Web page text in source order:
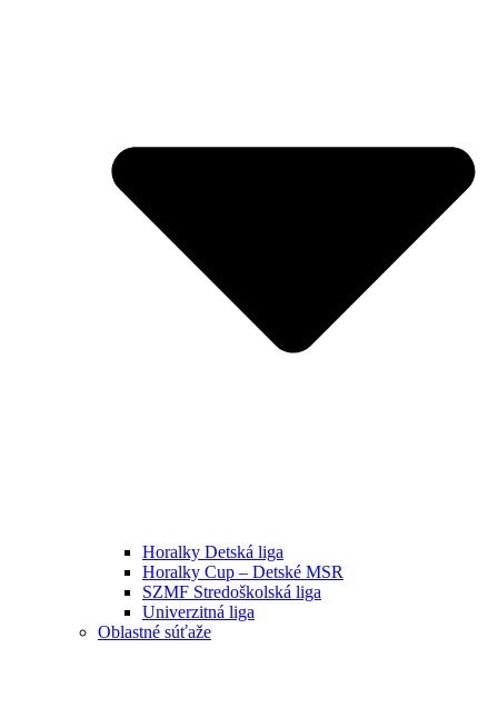
Horalky Detská liga
Horalky Cup – Detské MSR
SZMF Stredoškolská liga
Univerzitná liga
Oblastné súťaže